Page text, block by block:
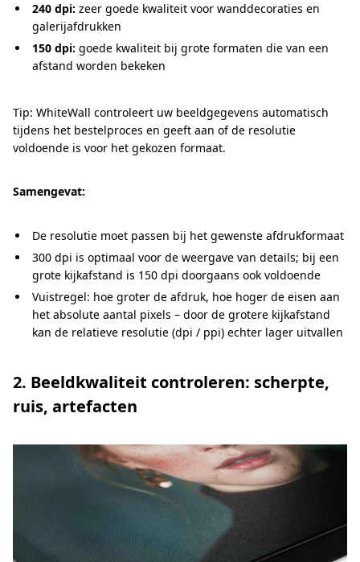
240 dpi: zeer goede kwaliteit voor wanddecoraties en
galerijafdrukken
150 dpi: goede kwaliteit bij grote formaten die van een
afstand worden bekeken
Tip: WhiteWall controleert uw beeldgegevens automatisch
tijdens het bestelproces en geeft aan of de resolutie
voldoende is voor het gekozen formaat.
Samengevat:
De resolutie moet passen bij het gewenste afdrukformaat
300 dpi is optimaal voor de weergave van details; bij een
grote kijkafstand is 150 dpi doorgaans ook voldoende
Vuistregel: hoe groter de afdruk, hoe hoger de eisen aan
het absolute aantal pixels – door de grotere kijkafstand
kan de relatieve resolutie (dpi / ppi) echter lager uitvallen
2. Beeldkwaliteit controleren: scherpte,
ruis, artefacten